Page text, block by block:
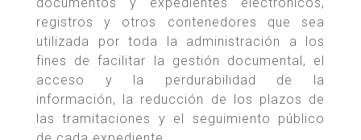
registros y otros contenedores que sea
utilizada por toda la administración a los
fines de facilitar la gestión documental, el
acceso y la perdurabilidad de la
información, la reducción de los plazos de
las tramitaciones y el seguimiento público